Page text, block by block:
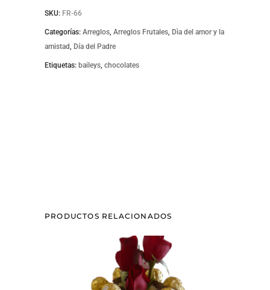
SKU: FR-66
Categorías: Arreglos, Arreglos Frutales, Dìa del amor y la
amistad, Día del Padre
Etiquetas: baileys, chocolates
PRODUCTOS RELACIONADOS